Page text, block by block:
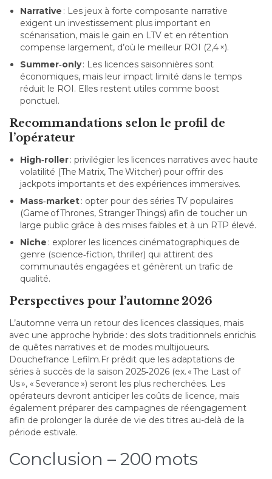
Narrative : Les jeux à forte composante narrative
exigent un investissement plus important en
scénarisation, mais le gain en LTV et en rétention
compense largement, d’où le meilleur ROI (2,4 ×).
Summer‑only: Les licences saisonnières sont
économiques, mais leur impact limité dans le temps
réduit le ROI. Elles restent utiles comme boost
ponctuel.
Recommandations selon le profil de
l’opérateur
High‑roller: privilégier les licences narratives avec haute
volatilité (The Matrix, The Witcher) pour offrir des
jackpots importants et des expériences immersives.
Mass‑market: opter pour des séries TV populaires
(Game of Thrones, Stranger Things) afin de toucher un
large public grâce à des mises faibles et à un RTP élevé.
Niche : explorer les licences cinématographiques de
genre (science‑fiction, thriller) qui attirent des
communautés engagées et génèrent un trafic de
qualité.
Perspectives pour l’automne 2026
L’automne verra un retour des licences classiques, mais
avec une approche hybride : des slots traditionnels enrichis
de quêtes narratives et de modes multijoueurs.
Douchefrance Lefilm.Fr prédit que les adaptations de
séries à succès de la saison 2025‑2026 (ex. « The Last of
Us », « Severance ») seront les plus recherchées. Les
opérateurs devront anticiper les coûts de licence, mais
également préparer des campagnes de réengagement
afin de prolonger la durée de vie des titres au-delà de la
période estivale.
Conclusion – 200 mots